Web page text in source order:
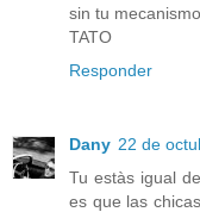
sin tu
TATO
Responder
Dany 22 de
Tu estàs igual
es que las